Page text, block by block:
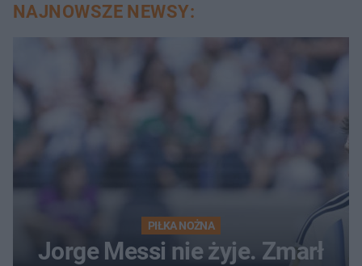
NAJNOWSZE NEWSY:
PIŁKA NOŻNA
Jorge Messi nie żyje. Zmarł